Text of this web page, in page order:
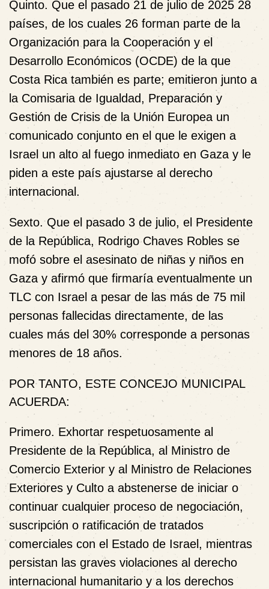
Quinto. Que el pasado 21 de julio de 2025 28
países, de los cuales 26 forman parte de la
Organización para la Cooperación y el
Desarrollo Económicos (OCDE) de la que
Costa Rica también es parte; emitieron junto a
la Comisaria de Igualdad, Preparación y
Gestión de Crisis de la Unión Europea un
comunicado conjunto en el que le exigen a
Israel un alto al fuego inmediato en Gaza y le
piden a este país ajustarse al derecho
internacional.
Sexto.Que el pasado 3 de julio, el Presidente
de la República, Rodrigo Chaves Robles se
mofó sobre el asesinato de niñas y niños en
Gaza y afirmó que firmaría eventualmente un
TLC con Israel a pesar de las más de 75 mil
personas fallecidas directamente, de las
cuales más del 30% corresponde a personas
menores de 18 años.
POR TANTO, ESTE CONCEJO MUNICIPAL
ACUERDA:
Primero. Exhortar respetuosamente al
Presidente de la República, al Ministro de
Comercio Exterior y al Ministro de Relaciones
Exteriores y Culto a abstenerse de iniciar o
continuar cualquier proceso de negociación,
suscripción o ratificación de tratados
comerciales con el Estado de Israel, mientras
persistan las graves violaciones al derecho
internacional humanitario y a los derechos